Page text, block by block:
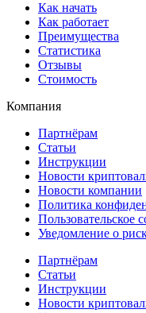
Как начать
Как работает
Преимущества
Статистика
Отзывы
Стоимость
Компания
Партнёрам
Статьи
Инструкции
Новости
Новости компании
Политика
Пользовательское
Уведомление о
Партнёрам
Статьи
Инструкции
Новости